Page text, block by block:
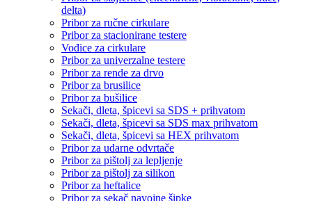
delta)
Pribor za ručne cirkulare
Pribor za stacionirane testere
Vođice za cirkulare
Pribor za univerzalne testere
Pribor za rende za drvo
Pribor za brusilice
Pribor za bušilice
Sekači, dleta, špicevi sa SDS + prihvatom
Sekači, dleta, špicevi sa SDS max prihvatom
Sekači, dleta, špicevi sa HEX prihvatom
Pribor za udarne odvrtače
Pribor za pištolj za lepljenje
Pribor za pištolj za silikon
Pribor za heftalice
Pribor za sekač navojne šipke